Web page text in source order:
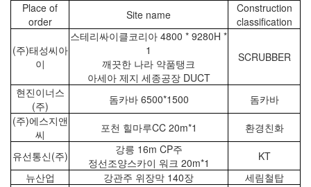
Place of
order
Site name
Construction
classification
(주)태성씨아
이
스테리싸이클코리아 4800 * 9280H *
1
깨끗한 나라 약품탱크
아세아 제지 세종공장 DUCT
SCRUBBER
현진이너스
(주)
돔카바 6500*1500
돔카바
(주)에스지앤
씨
포천 힐마루CC 20m*1 환경친화
유선통신(주)
강릉 16m CP주
정선조양스카이 워크 20m*1
KT
뉴산업
강관주 위장막 140장
세림철탑